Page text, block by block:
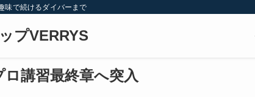
味で続けるダイバーまで
プVERRYS
ロ講習最終章へ突入